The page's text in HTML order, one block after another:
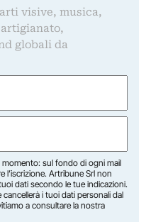
visive, musica,
globali da
momento: sul fondo di ogni mail
l’iscrizione. Artribune Srl non
dati secondo le tue indicazioni.
cancellerà i tuoi dati personali dal
a consultare la nostra